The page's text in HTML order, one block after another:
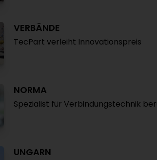
VERBÄNDE
TecPart verleiht Innovationspreis
NORMA
Spezialist für Verbindungstechnik
UNGARN